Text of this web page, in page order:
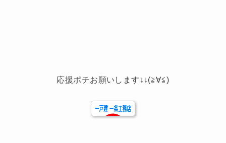
応援ポチお願いします↓↓(≧∀≦)